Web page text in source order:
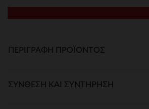
ΠΕΡΙΓΡΑΦΉ ΠΡΟΪΌΝΤΟΣ
ΣΎΝΘΕΣΗ ΚΑΙ ΣΥΝΤΉΡΗΣΗ